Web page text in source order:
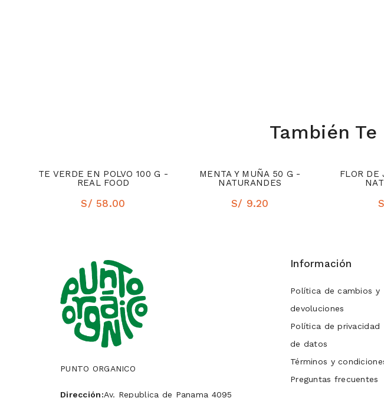
También
TE VERDE EN POLVO 100 G -
REAL FOOD
S/ 58.00
MENTA Y MUÑA 50 G -
NATURANDES
S/ 9.20
FLOR DE
PUNTO ORGANICO
Dirección:Av. Republica de Panama 4095
Información
Política de cambios y
devoluciones
Política de privacidad
de datos
Términos y
Preguntas frecuentes